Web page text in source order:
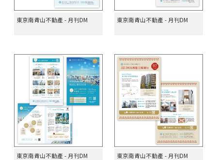
東京南青山不動產 - 月刊DM 東京南青山不動產 - 月刊DM
東京南青山不動產 - 月刊DM 東京南青山不動產 - 月刊DM